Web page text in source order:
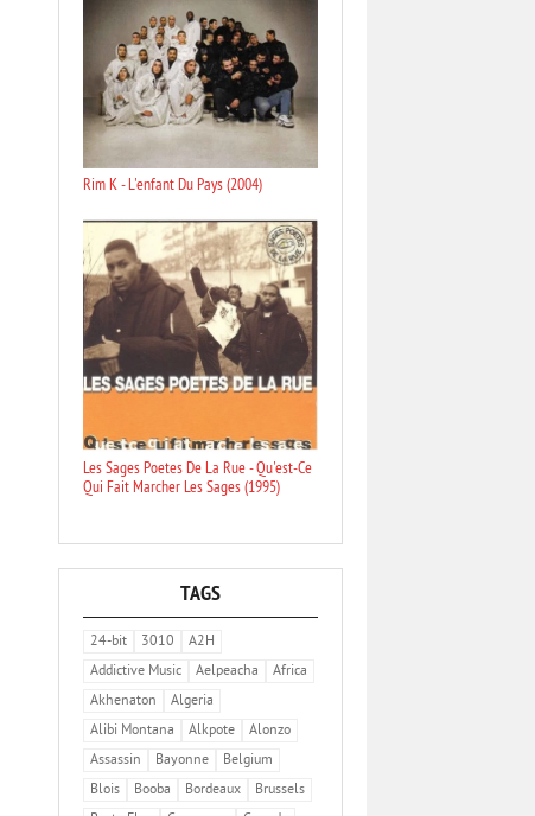
Rim K - L'enfant Du Pays (2004)
Les Sages Poetes De La Rue - Qu'est-Ce
Qui Fait Marcher Les Sages (1995)
TAGS
24-bit 3010
A2H
Addictive Music
Aelpeacha
Africa
Akhenaton
Algeria
Alibi Montana
Alkpote
Alonzo
Assassin
Bayonne
Belgium
Blois
Booba Bordeaux
Brussels